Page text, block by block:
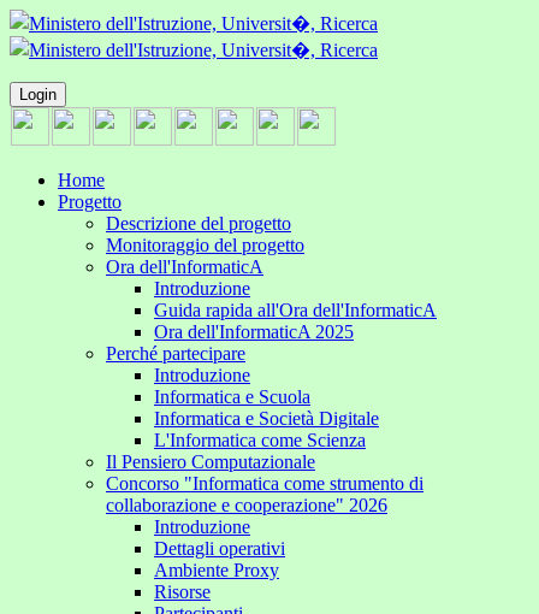
Login
Home
Progetto
Descrizione del progetto
Monitoraggio del progetto
Ora dell'InformaticA
Introduzione
Guida rapida all'Ora dell'InformaticA
Ora dell'InformaticA 2025
Perché partecipare
Introduzione
Informatica e Scuola
Informatica e Società Digitale
L'Informatica come Scienza
Il Pensiero Computazionale
Concorso "Informatica come strumento di
collaborazione e cooperazione" 2026
Introduzione
Dettagli operativi
Ambiente Proxy
Risorse